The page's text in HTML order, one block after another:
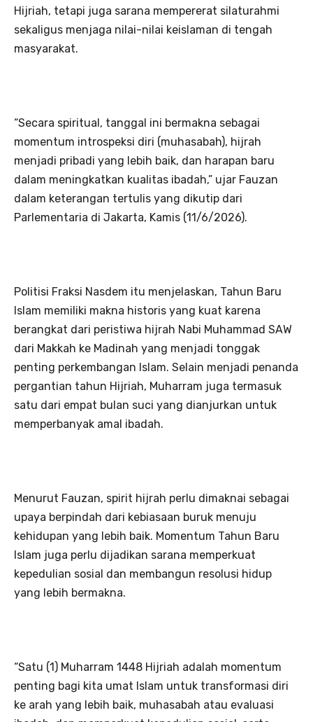
Hijriah, tetapi juga sarana mempererat silaturahmi
sekaligus menjaga nilai-nilai keislaman di tengah
masyarakat.
“Secara spiritual, tanggal ini bermakna sebagai
momentum introspeksi diri (muhasabah), hijrah
menjadi pribadi yang lebih baik, dan harapan baru
dalam meningkatkan kualitas ibadah,” ujar Fauzan
dalam keterangan tertulis yang dikutip dari
Parlementaria di Jakarta, Kamis (11/6/2026).
Politisi Fraksi Nasdem itu menjelaskan, Tahun Baru
Islam memiliki makna historis yang kuat karena
berangkat dari peristiwa hijrah Nabi Muhammad SAW
dari Makkah ke Madinah yang menjadi tonggak
penting perkembangan Islam. Selain menjadi penanda
pergantian tahun Hijriah, Muharram juga termasuk
satu dari empat bulan suci yang dianjurkan untuk
memperbanyak amal ibadah.
Menurut Fauzan, spirit hijrah perlu dimaknai sebagai
upaya berpindah dari kebiasaan buruk menuju
kehidupan yang lebih baik. Momentum Tahun Baru
Islam juga perlu dijadikan sarana memperkuat
kepedulian sosial dan membangun resolusi hidup
yang lebih bermakna.
“Satu (1) Muharram 1448 Hijriah adalah momentum
penting bagi kita umat Islam untuk transformasi diri
ke arah yang lebih baik, muhasabah atau evaluasi